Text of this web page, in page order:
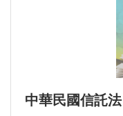
中華民國信託法